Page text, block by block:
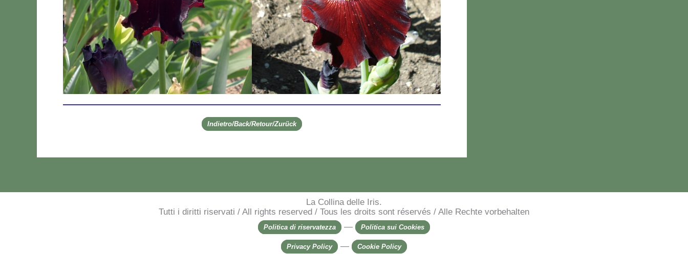
Indietro/Back/Retour/Zurück
La Collina delle Iris.
Tutti i diritti riservati / All rights reserved / Tous les droits sont réservés / Alle Rechte vorbehalten
Politica di riservatezza — Politica sui Cookies
Privacy Policy — Cookie Policy